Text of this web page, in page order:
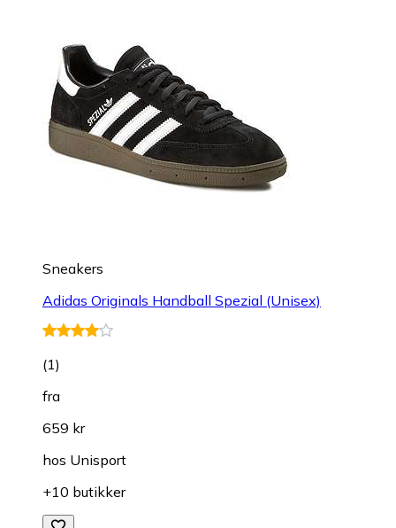
Sneakers
Adidas Originals Handball Spezial (Unisex)
(1)
fra
659 kr
hos Unisport
+10 butikker